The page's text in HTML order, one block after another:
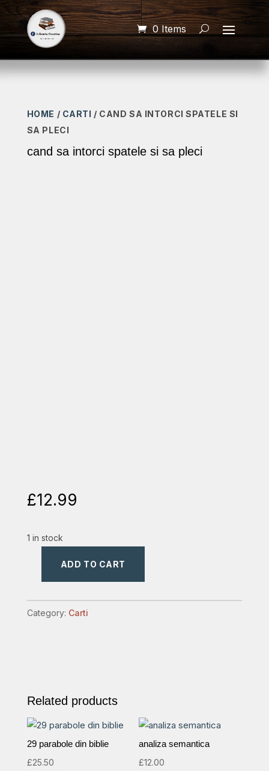
0 Items
HOME / CARTI / CAND SA INTORCI SPATELE SI
SA PLECI
cand sa intorci spatele si sa pleci
£12.99
1 in stock
intorci
spatele
ADD TO CART
Category: Carti
Related products
29 parabole din biblie
£25.50
analiza semantica
£12.00